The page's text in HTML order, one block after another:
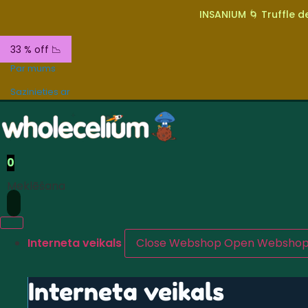
INSANIUM 🌀 Truffle
33 % off 📉
Par mums
Sazinieties ar
0
Meklēšana
Interneta veikals Close Webshop Open Webshop
Interneta veikals